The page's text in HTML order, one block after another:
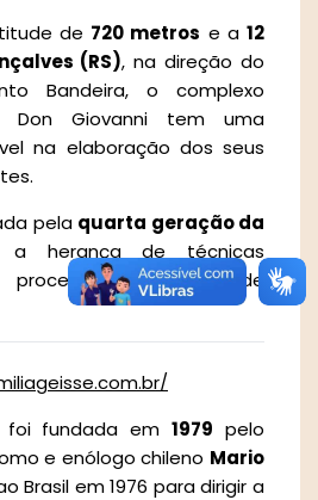
de 720 metros e a12
(RS), na direção do
Bandeira, o complexo
Don Giovanni tem uma
na elaboração dos seus
pela quarta geração da
a herança de técnicas
modernos de
foi fundada em1979 pelo
e enólogo chileno Mario
Brasil em 1976 para dirigir a